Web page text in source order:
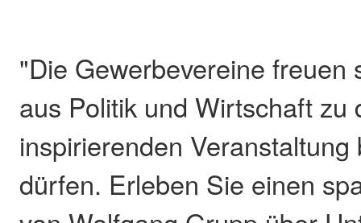
"Die Gewerbevereine freuen
aus Politik und Wirtschaft zu
inspirierenden
dürfen. Erleben Sie einen